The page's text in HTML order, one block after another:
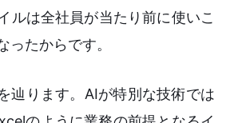
ルは全社員が当たり前に使いこ
ったからです。
辿ります。AIが特別な技術では